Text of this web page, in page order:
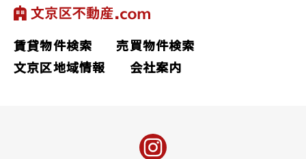
賃貸物件検索
売買物件検索
文京区地域情報
会社案内